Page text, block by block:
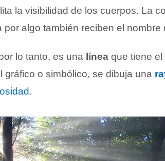
la visibilidad de los cuerpos. La
por algo también reciben el nombre
lo tanto, es una línea que tiene
gráfico o simbólico, se dibuja una
.